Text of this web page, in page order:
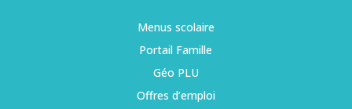
Menus scolaire
Portail Famille
Géo PLU
Offres d’emploi